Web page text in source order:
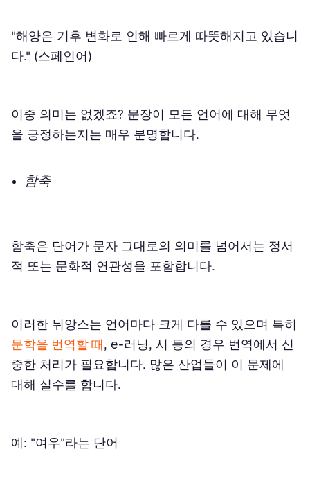
"해양은 기후 변화로 인해 빠르게 따뜻해지고 있습니
다." (스페인어)
이중 의미는 없겠죠? 문장이 모든 언어에 대해 무엇
을 긍정하는지는 매우 분명합니다.
함축
함축은 단어가 문자 그대로의 의미를 넘어서는 정서
적 또는 문화적 연관성을 포함합니다.
이러한 뉘앙스는 언어마다 크게 다를 수 있으며 특히
문학을 번역할 때, e-러닝, 시 등의 경우 번역에서 신
중한 처리가 필요합니다. 많은 산업들이 이 문제에
대해 실수를 합니다.
예: "여우"라는 단어